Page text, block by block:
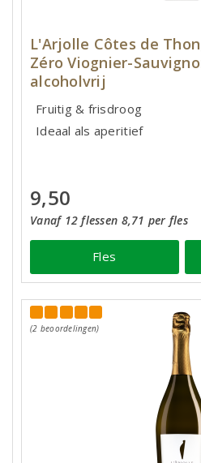
L'Arjolle Côtes de
Zéro Viognier-
alcoholvrij
Fruitig & frisdroog
Ideaal als aperitief
9,50
Vanaf 12 flessen 8,71 per fles
Fles
(2 beoordelingen)